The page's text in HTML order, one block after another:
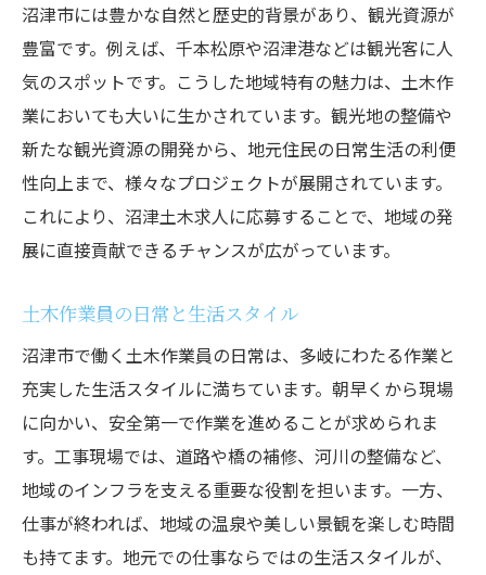
沼津市には豊かな自然と歴史的背景があり、観光資源が
豊富です。例えば、千本松原や沼津港などは観光客に人
気のスポットです。こうした地域特有の魅力は、土木作
業においても大いに生かされています。観光地の整備や
新たな観光資源の開発から、地元住民の日常生活の利便
性向上まで、様々なプロジェクトが展開されています。
これにより、沼津土木求人に応募することで、地域の発
展に直接貢献できるチャンスが広がっています。
土木作業員の日常と生活スタイル
沼津市で働く土木作業員の日常は、多岐にわたる作業と
充実した生活スタイルに満ちています。朝早くから現場
に向かい、安全第一で作業を進めることが求められま
す。工事現場では、道路や橋の補修、河川の整備など、
地域のインフラを支える重要な役割を担います。一方、
仕事が終われば、地域の温泉や美しい景観を楽しむ時間
も持てます。地元での仕事ならではの生活スタイルが、